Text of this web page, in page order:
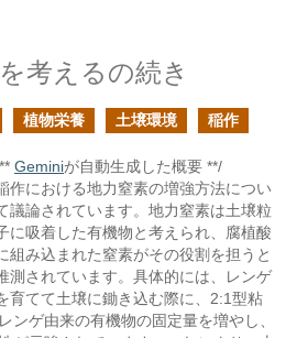
考えるの続き
植物栄養 土壌環境 稲作
Geminiが自動生成した概要 **/
作における地力窒素の増強方法につい
議論されています。地力窒素は土壌粒
に吸着した有機物と考えられ、腐植酸
組み込まれた窒素がその役割を担うと
測されています。具体的には、レンゲ
育てて土壌に鋤き込む際に、2:1型粘
ンゲ由来の有機物の固定量を増やし、